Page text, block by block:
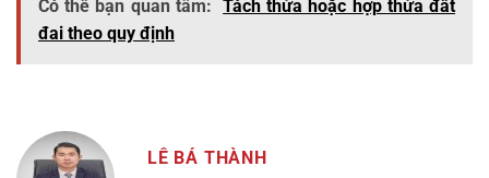
Có thể bạn quan tâm: Tách thửa hoặc hợp thửa đất
đai theo quy định
LÊ BÁ THÀNH